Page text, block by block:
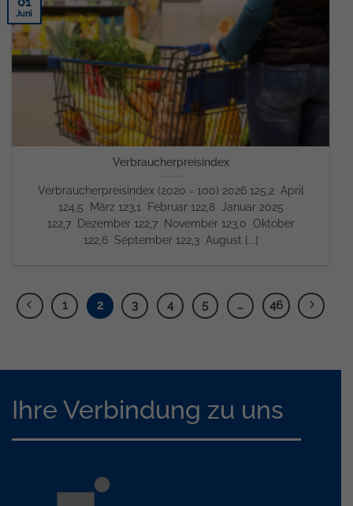
Verbraucherpreisindex
Verbraucherpreisindex (2020 = 100) 2026 125,2 April
124,5 März 123,1 Februar 122,8 Januar 2025
122,7 Dezember 122,7 November 123,0 Oktober
122,6 September 122,3 August [...]
Juni
1 2 3 4 5 … 46
Ihre Verbindung zu uns